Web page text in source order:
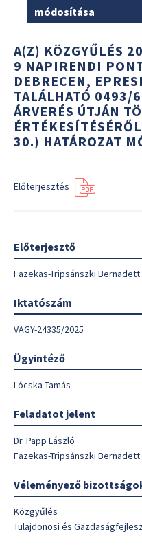
módosítása
A(Z) KÖZGYŰLÉS
9 NAPIRENDI
DEBRECEN,
TALÁLHATÓ 0493/
ÁRVERÉS ÚTJÁN
30.) HATÁROZAT
Előterjesztés
Előterjesztő
Fazekas-Tripsánszki Bernadett
Iktatószám
VAGY-24335/2025
Ügyintéző
Lócska Tamás
Feladatot jelent
Dr. Papp László
Fazekas-Tripsánszki Bernadett
Véleményező
Közgyűlés
Tulajdonosi és